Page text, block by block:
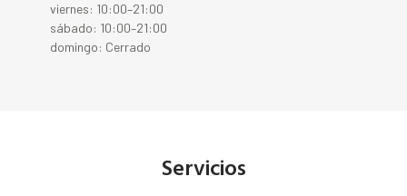
viernes: 10:00–21:00
sábado: 10:00–21:00
domingo: Cerrado
Servicios